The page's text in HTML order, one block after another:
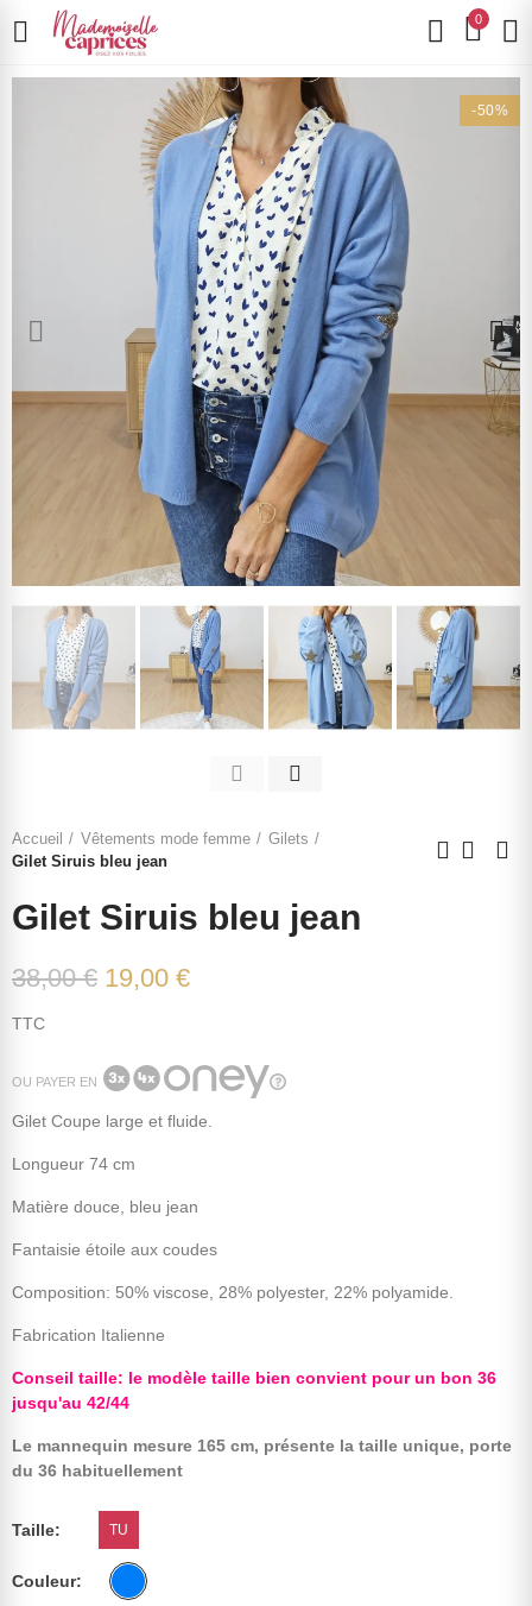
0
-50%
Accueil Vêtements mode femme
Gilets
Gilet Siruis bleu jean
Gilet Siruis bleu jean
38,00 € 19,00 €
TTC
OU PAYER EN
Gilet Coupe large et fluide.
Longueur 74 cm
Matière douce, bleu jean
Fantaisie étoile aux coudes
Composition: 50% viscose, 28% polyester, 22% polyamide.
Fabrication Italienne
Conseil taille: le modèle taille bien convient pour un bon 36
jusqu'au 42/44
Le mannequin mesure 165 cm, présente la taille unique, porte
du 36 habituellement
Taille TU
Couleur